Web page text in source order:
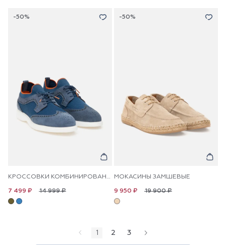
-50%
КРОССОВКИ КОМБИНИРОВАННЫЕ КОЖАНЫЕ С ПЕРФОРАЦИЕЙ
14 999 ₽
7 499 ₽
-50%
МОКАСИНЫ ЗАМШЕВЫЕ
19 900 ₽
9 950 ₽
1 2 3